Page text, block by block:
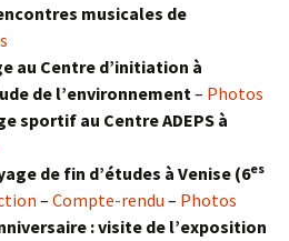
musicales de
au Centre d’initiation à
de l’environnement– Photos
sportif au Centre ADEPS à
de fin d’études à Venise (6es
– Compte-rendu – Photos
: visite de l’exposition